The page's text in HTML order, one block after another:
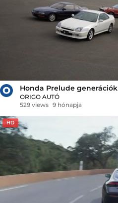
Honda Prelude generációk
ORIGO AUTÓ
529 views 9 hónapja
HD